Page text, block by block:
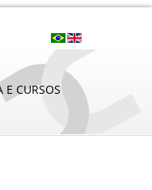
E CURSOS